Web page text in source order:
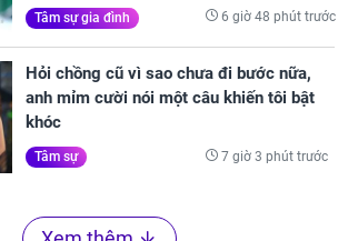
Tâm sự gia đình 6 giờ 48 phút trước
Hỏi chồng cũ vì sao chưa đi bước nữa,
anh mỉm cười nói một câu khiến tôi bật
khóc
Tâm sự 7 giờ 3 phút trước